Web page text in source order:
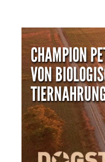
CHAMPION
VON